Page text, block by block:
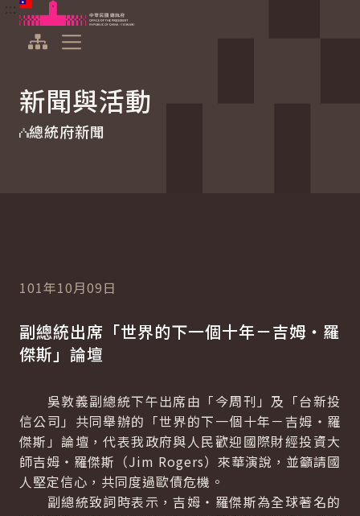
跳到主要內容
中華民國總統府
新聞與活動
總統府新聞
101年10月09日
副總統出席「世界的下一個十年－吉姆‧羅
傑斯」論壇
吳敦義副總統下午出席由「今周刊」及「台新投
信公司」共同舉辦的「世界的下一個十年－吉姆‧羅
傑斯」論壇，代表我政府與人民歡迎國際財經投資大
師吉姆‧羅傑斯（Jim Rogers）來華演說，並籲請國
人堅定信心，共同度過歐債危機。
副總統致詞時表示，吉姆‧羅傑斯為全球著名的